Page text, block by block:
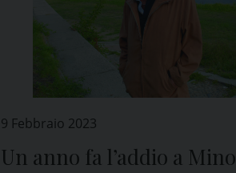
9 Febbraio 2023
Un anno fa l’addio a Mino